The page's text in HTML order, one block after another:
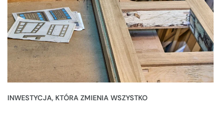
INWESTYCJA, KTÓRA ZMIENIA WSZYSTKO